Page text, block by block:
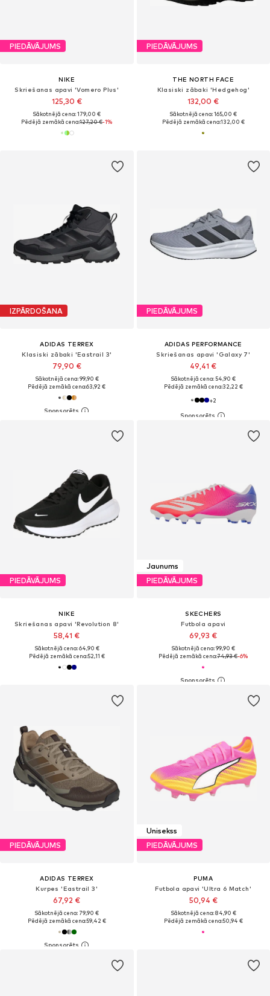
PIEDĀVĀJUMS
NIKE
Skriešanas apavi 'Vomero Plus'
125,30 €
Sākotnējā cena: 179,00 €
Pēdējā zemākā cena:127,20 €-1%
PIEDĀVĀJUMS
THE NORTH FACE
Klasiski zābaki 'Hedgehog'
132,00 €
Sākotnējā cena: 165,00 €
Pēdējā zemākā cena:132,00 €
IZPĀRDOŠANA
ADIDAS TERREX
Klasiski zābaki 'Eastrail 3'
79,90 €
Sākotnējā cena: 99,90 €
Pēdējā zemākā cena:63,92 €
PIEDĀVĀJUMS
ADIDAS PERFORMANCE
Skriešanas apavi 'Galaxy 7'
49,41 €
Sākotnējā cena: 54,90 €
Pēdējā zemākā cena:32,22 €
+2
PIEDĀVĀJUMS
NIKE
Skriešanas apavi 'Revolution 8'
58,41 €
Sākotnējā cena: 64,90 €
Pēdējā zemākā cena:52,11 €
Jaunums
PIEDĀVĀJUMS
SKECHERS
Futbola apavi
69,93 €
Sākotnējā cena: 99,90 €
Pēdējā zemākā cena:74,93 €-6%
PIEDĀVĀJUMS
ADIDAS TERREX
Kurpes 'Eastrail 3'
67,92 €
Sākotnējā cena: 79,90 €
Pēdējā zemākā cena:59,42 €
Unisekss
PIEDĀVĀJUMS
PUMA
Futbola apavi 'Ultra 6 Match'
50,94 €
Sākotnējā cena: 84,90 €
Pēdējā zemākā cena:50,94 €